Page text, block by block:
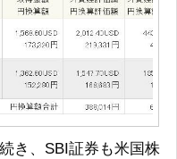
き、SBI証券も米国株